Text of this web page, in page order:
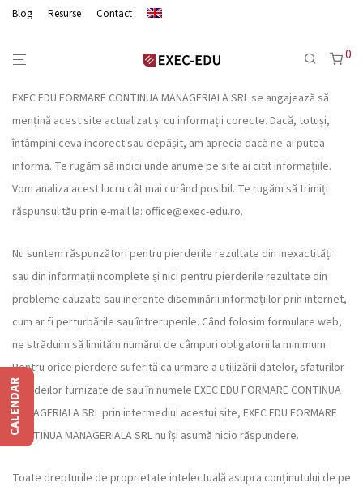
Blog Resurse Contact
0
EXEC EDU FORMARE CONTINUA MANAGERIALA SRL se angajează să
mențină acest site actualizat și cu informații corecte. Dacă, totuși,
întâmpini ceva incorect sau depășit, am aprecia dacă ne-ai putea
informa. Te rugăm să indici unde anume pe site ai citit informațiile.
Vom analiza acest lucru cât mai curând posibil. Te rugăm să trimiți
răspunsul tău prin e-mail la: office@exec-edu.ro.
Nu suntem răspunzători pentru pierderile rezultate din inexactități
sau din informații ncomplete și nici pentru pierderile rezultate din
probleme cauzate sau inerente diseminării informațiilor prin internet,
cum ar fi perturbările sau întreruperile. Când folosim formulare web,
ne străduim să limităm numărul de câmpuri obligatorii la minimum.
Pentru orice pierdere suferită ca urmare a utilizării datelor, sfaturilor
sau ideilor furnizate de sau în numele EXEC EDU FORMARE CONTINUA
MANAGERIALA SRL prin intermediul acestui site, EXEC EDU FORMARE
CONTINUA MANAGERIALA SRL nu își asumă nicio răspundere.
Toate drepturile de proprietate intelectuală asupra conținutului de pe
CALENDAR